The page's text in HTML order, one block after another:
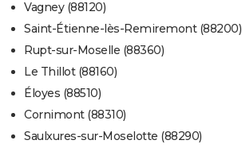
Vagney (88120)
Saint-Étienne-lès-Remiremont (88200)
Rupt-sur-Moselle (88360)
Le Thillot (88160)
Éloyes (88510)
Cornimont (88310)
Saulxures-sur-Moselotte (88290)